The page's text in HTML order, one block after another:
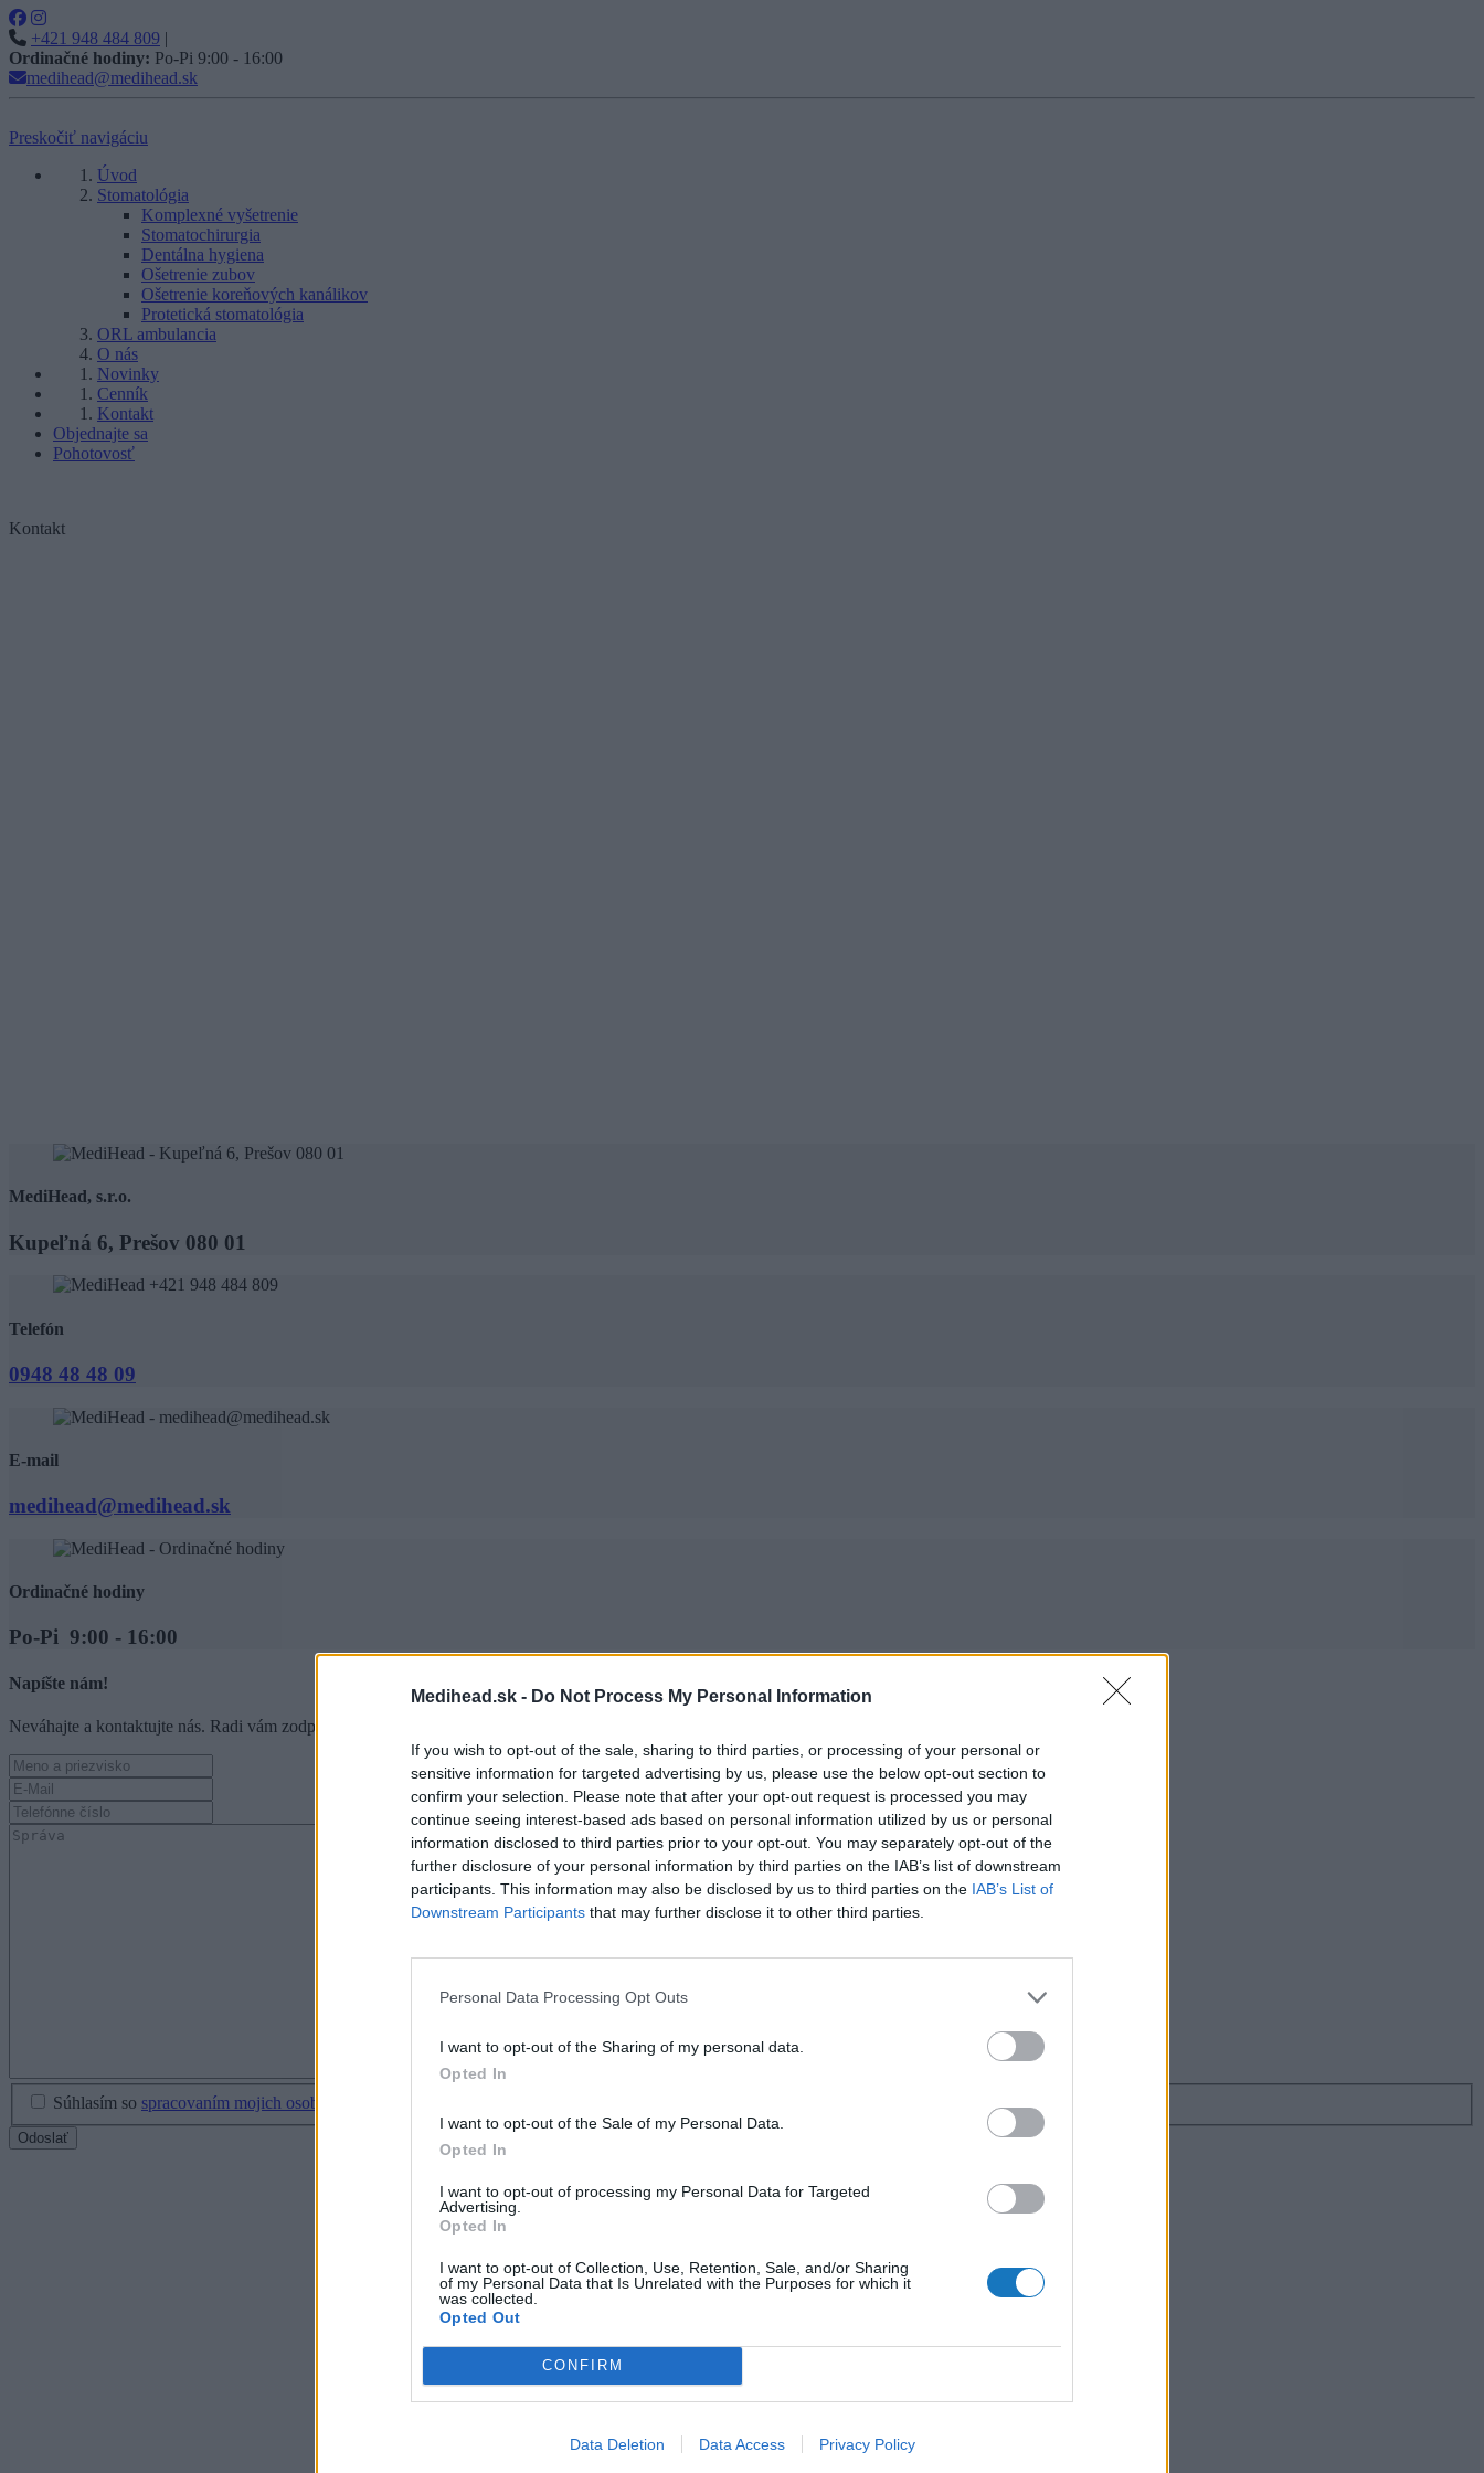
Medihead.sk - Do Not Process My Personal Information
If you wish to opt-out of the sale, sharing to third parties, or processing of your personal or
sensitive information for targeted advertising by us, please use the below opt-out section to
confirm your selection. Please note that after your opt-out request is processed you may
continue seeing interest-based ads based on personal information utilized by us or personal
information disclosed to third parties prior to your opt-out. You may separately opt-out of the
further disclosure of your personal information by third parties on the IAB’s list of downstream
participants. This information may also be disclosed by us to third parties on the IAB’s List of
Downstream Participants that may further disclose it to other third parties.
Personal Data Processing Opt Outs
I want to opt-out of the Sharing of my personal data.
Opted In
I want to opt-out of the Sale of my Personal Data.
Opted In
I want to opt-out of processing my Personal Data for Targeted
Advertising.
Opted In
I want to opt-out of Collection, Use, Retention, Sale, and/or Sharing
of my Personal Data that Is Unrelated with the Purposes for which it
was collected.
Opted Out
CONFIRM
Data Deletion Data Access Privacy Policy
+421 948 484 809 |
Ordinačné hodiny: Po-Pi 9:00 - 16:00
medihead@medihead.sk
Preskočiť navigáciu
Úvod
Stomatológia
Komplexné vyšetrenie
Stomatochirurgia
Dentálna hygiena
Ošetrenie zubov
Ošetrenie koreňových kanálikov
Protetická stomatológia
ORL ambulancia
O nás
Novinky
Cenník
Kontakt
Objednajte sa
Pohotovosť
Kontakt
MediHead, s.r.o.
Kupeľná 6, Prešov 080 01
Telefón
0948 48 48 09
E-mail
medihead@medihead.sk
Ordinačné hodiny
Po-Pi 9:00 - 16:00
Napíšte nám!
Neváhajte a kontaktujte nás. Radi vám zodpovieme všetky vaše otázky.
Súhlasím so spracovaním mojich osobných údajov
Odoslať